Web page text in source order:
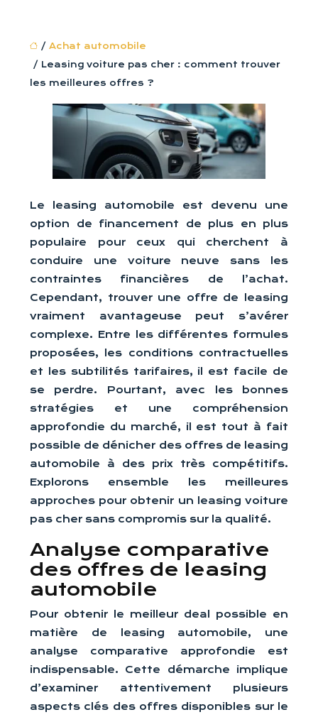
/ Achat automobile
/ Leasing voiture pas cher : comment trouver
les meilleures offres ?
Le leasing automobile est devenu une
option de financement de plus en plus
populaire pour ceux qui cherchent à
conduire une voiture neuve sans les
contraintes financières de l’achat.
Cependant, trouver une offre de leasing
vraiment avantageuse peut s’avérer
complexe. Entre les différentes formules
proposées, les conditions contractuelles
et les subtilités tarifaires, il est facile de
se perdre. Pourtant, avec les bonnes
stratégies et une compréhension
approfondie du marché, il est tout à fait
possible de dénicher des offres de leasing
automobile à des prix très compétitifs.
Explorons ensemble les meilleures
approches pour obtenir un leasing voiture
pas cher sans compromis sur la qualité.
Analyse comparative
des offres de leasing
automobile
Pour obtenir le meilleur deal possible en
matière de leasing automobile, une
analyse comparative approfondie est
indispensable. Cette démarche implique
d’examiner attentivement plusieurs
aspects clés des offres disponibles sur le